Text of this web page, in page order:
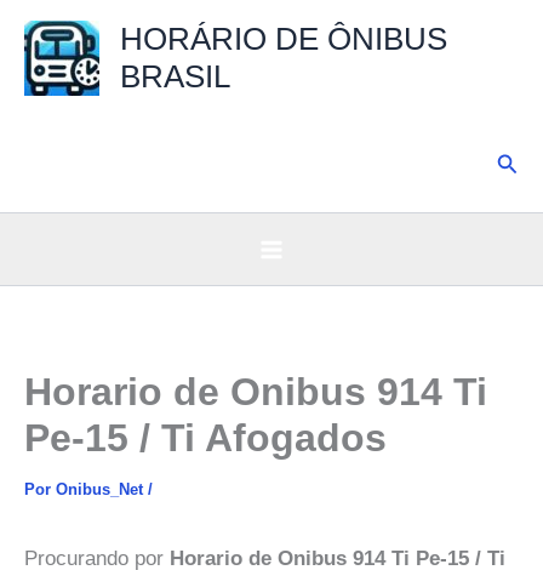
para
HORÁRIO DE ÔNIBUS
BRASIL
Horario de Onibus 914 Ti
Pe-15 / Ti Afogados
Por Onibus_Net /
Procurando por Horario de Onibus 914 Ti Pe-15 / Ti